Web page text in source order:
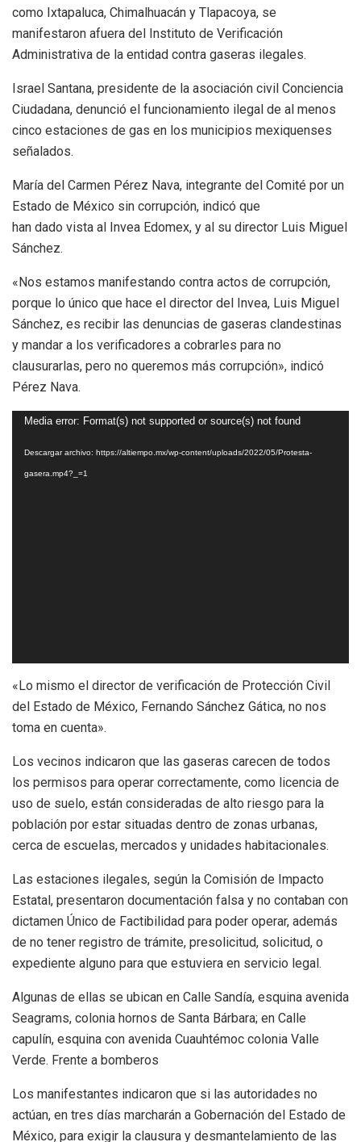
como Ixtapaluca, Chimalhuacán y Tlapacoya, se
manifestaron afuera del Instituto de Verificación
Administrativa de la entidad contra gaseras ilegales.
Israel Santana, presidente de la asociación civil Conciencia
Ciudadana, denunció el funcionamiento ilegal de al menos
cinco estaciones de gas en los municipios mexiquenses
señalados.
María del Carmen Pérez Nava, integrante del Comité por un
Estado de México sin corrupción, indicó que
han dado vista al Invea Edomex, y al su director Luis Miguel
Sánchez.
«Nos estamos manifestando contra actos de corrupción,
porque lo único que hace el director del Invea, Luis Miguel
Sánchez, es recibir las denuncias de gaseras clandestinas
y mandar a los verificadores a cobrarles para no
clausurarlas, pero no queremos más corrupción», indicó
Pérez Nava.
Reproductor
Media error: Format(s) not supported or source(s) not found
Descargar archivo: https://altiempo.mx/wp-content/uploads/2022/05/Protesta-
gasera.mp4?_=1
«Lo mismo el director de verificación de Protección Civil
del Estado de México, Fernando Sánchez Gática, no nos
toma en cuenta».
Los vecinos indicaron que las gaseras carecen de todos
los permisos para operar correctamente, como licencia de
uso de suelo, están consideradas de alto riesgo para la
población por estar situadas dentro de zonas urbanas,
cerca de escuelas, mercados y unidades habitacionales.
Las estaciones ilegales, según la Comisión de Impacto
Estatal, presentaron documentación falsa y no contaban con
dictamen Único de Factibilidad para poder operar, además
de no tener registro de trámite, presolicitud, solicitud, o
expediente alguno para que estuviera en servicio legal.
Algunas de ellas se ubican en Calle Sandía, esquina avenida
Seagrams, colonia hornos de Santa Bárbara; en Calle
capulín, esquina con avenida Cuauhtémoc colonia Valle
Verde. Frente a bomberos
Los manifestantes indicaron que si las autoridades no
actúan, en tres días marcharán a Gobernación del Estado de
México, para exigir la clausura y desmantelamiento de las